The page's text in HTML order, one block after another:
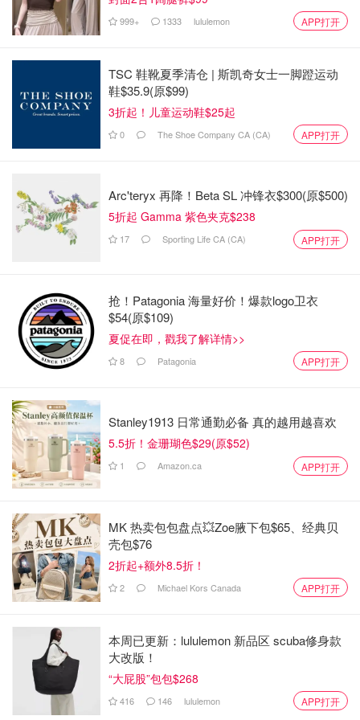
违章记录
，但鉴于案件情节极其恶劣、后果极其惨重，检方
请求判处上限刑期（12年），并处以20年的禁驾令。
辩护律师克里斯托弗·艾弗里（Christopher Avery）则强调
被告“极其悔恨”，请求法官判处6至8年监禁。
在法庭最后，勒胡利耶亲自向受害者家属致歉：“我无法想
象你们因为我承受了多少痛苦。我无时无刻不在想念你们的
无辜家庭身上。”
法官宣布，此案将于3月5日再次过堂，具体的宣判日期预计
来源：
thestar.com 封面：thestar.com
15死10伤！加拿大高速突发惨烈车
祸，赌场旅游大巴撞上卡车！警方怀
疑存在不法行为！
婚礼变丧礼！温哥华64岁华人女子撞
上婚礼派对被指控，9人受伤2人死
999+ 1333 lululemon APP打开
TSC 鞋靴夏季清仓 | 斯凯奇女士一脚蹬运动
鞋$35.9(原$99)
3折起！儿童运动鞋$25起
0 The Shoe Company CA (CA) APP打开
Arc'teryx 再降！Beta SL 冲锋衣$300(原$500)
5折起 Gamma 紫色夹克$238
17 Sporting Life CA (CA) APP打开
抢！Patagonia 海量好价！爆款logo卫衣
$54(原$109)
夏促在即，戳我了解详情>>
8 Patagonia APP打开
Stanley1913 日常通勤必备 真的越用越喜欢
5.5折！金珊瑚色$29(原$52)
1 Amazon.ca APP打开
MK 热卖包包盘点💥Zoe腋下包$65、经典贝
壳包$76
2折起+额外8.5折！
2 Michael Kors Canada APP打开
本周已更新：lululemon 新品区 scuba修身款
大改版！
“大屁股”包包$268
416 146 lululemon APP打开